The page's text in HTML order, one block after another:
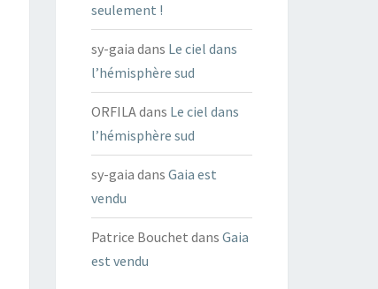
seulement !
sy-gaia dans Le ciel dans
l’hémisphère sud
ORFILAdans Le ciel dans
l’hémisphère sud
sy-gaia dans Gaia est
vendu
Patrice Bouchet dans Gaia
est vendu